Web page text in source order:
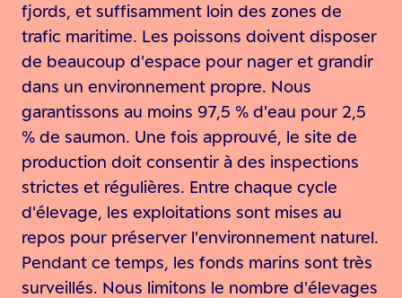
fjords, et suffisamment loin des zones de
trafic maritime. Les poissons doivent disposer
de beaucoup d'espace pour nager et grandir
dans un environnement propre. Nous
garantissons au moins 97,5 % d'eau pour 2,5
% de saumon. Une fois approuvé, le site de
production doit consentir à des inspections
strictes et régulières. Entre chaque cycle
d'élevage, les exploitations sont mises au
repos pour préserver l'environnement naturel.
Pendant ce temps, les fonds marins sont très
surveillés. Nous limitons le nombre d'élevages